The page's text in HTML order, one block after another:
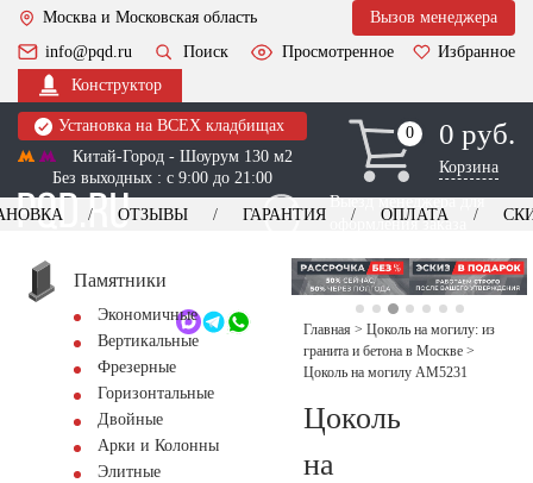
Москва и Московская область
Вызов менеджера
info@pqd.ru
Поиск Просмотренное
Избранное
Конструктор
Установка на ВСЕХ кладбищах
Китай-Город - Шоурум 130 м2
Без выходных : с 9:00 до 21:00
0
0 0 руб.
Корзина
Выезд менеджера для
оформления заказа
+7 (495) 518-44-23
Обратный звонок
ОТЗЫВЫ ГАРАНТИЯ ОПЛАТА
Памятники
Экономичные
Вертикальные
Фрезерные
Горизонтальные
Двойные
Арки и Колонны
Элитные
Главная > Цоколь на могилу: из
гранита и бетона в Москве >
Цоколь на могилу AM5231
Цоколь
на